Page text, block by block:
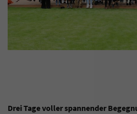
Drei Tage voller spannender